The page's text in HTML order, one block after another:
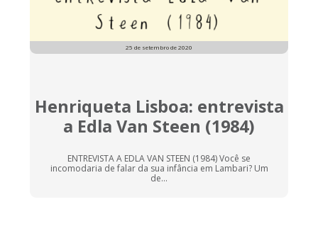
25 de setembro de 2020
Henriqueta Lisboa: entrevista
a Edla Van Steen (1984)
ENTREVISTA A EDLA VAN STEEN (1984) Você se
incomodaria de falar da sua infância em Lambari? Um
de...